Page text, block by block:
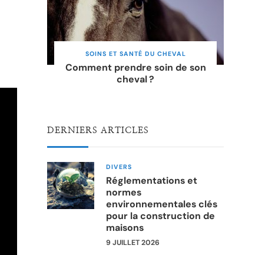
SOINS ET SANTÉ DU CHEVAL
Comment prendre soin de son
cheval ?
DERNIERS ARTICLES
DIVERS
Réglementations et
normes
environnementales clés
pour la construction de
maisons
9 JUILLET 2026